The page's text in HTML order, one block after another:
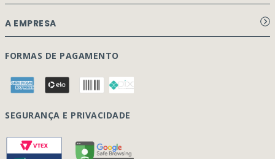
Aviso de privacidade Dex Peças
Perguntas Frequentes
Formulário Garantia/Devolução
Rastreamento de pedidos
A EMPRESA
Página Principal
Quem Somos
Contato
FORMAS DE PAGAMENTO
SEGURANÇA E PRIVACIDADE